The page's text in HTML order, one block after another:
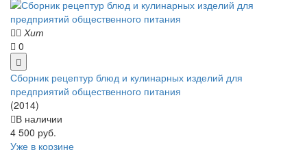
Хит
0
Сборник рецептур блюд и кулинарных изделий для
предприятий общественного питания
(2014)
В наличии
4 500 руб.
Уже в корзине